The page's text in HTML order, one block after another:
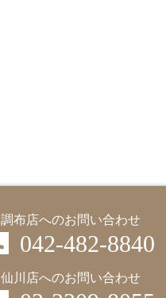
調布店へのお問い合わせ
042-482-8840
仙川店へのお問い合わせ